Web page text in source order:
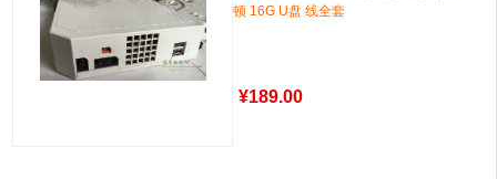
顿 16G U盘 线全套
¥189.00